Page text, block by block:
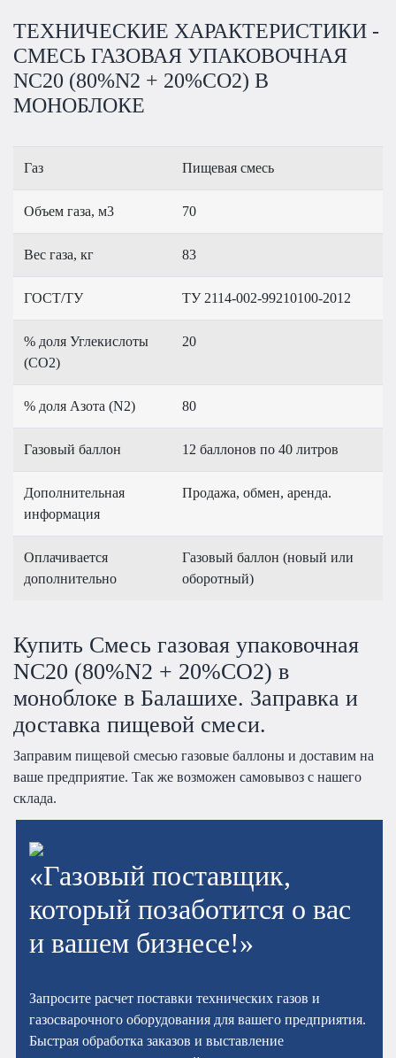
ТЕХНИЧЕСКИЕ ХАРАКТЕРИСТИКИ -
СМЕСЬ ГАЗОВАЯ УПАКОВОЧНАЯ
NC20 (80%N2 + 20%СО2) В
МОНОБЛОКЕ
Газ Пищевая смесь
Объем газа, м3 70
Вес газа, кг 83
ГОСТ/ТУ ТУ 2114-002-99210100-2012
% доля Углекислоты
(CO2)
20
% доля Азота (N2) 80
Газовый баллон 12 баллонов по 40 литров
Дополнительная
информация
Продажа, обмен, аренда.
Оплачивается
дополнительно
Газовый баллон (новый или
оборотный)
Купить Смесь газовая упаковочная
NC20 (80%N2 + 20%СО2) в
моноблоке в Балашихе. Заправка и
доставка пищевой смеси.
Заправим пищевой смесью газовые баллоны и доставим на
ваше предприятие. Так же возможен самовывоз с нашего
склада.
«Газовый поставщик,
который позаботится о вас
и вашем бизнесе!»
Запросите расчет поставки технических газов и
газосварочного оборудования для вашего предприятия.
Быстрая обработка заказов и выставление